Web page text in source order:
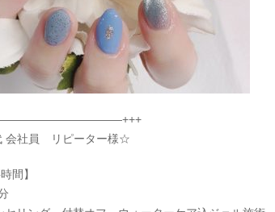
会社員 リピーター様☆
間】